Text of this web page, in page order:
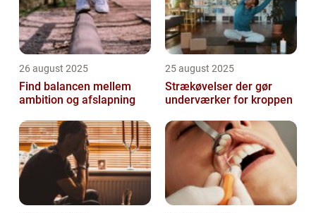
26 august 2025
Find balancen mellem
ambition og afslapning
25 august 2025
Strækøvelser der gør
underværker for kroppen